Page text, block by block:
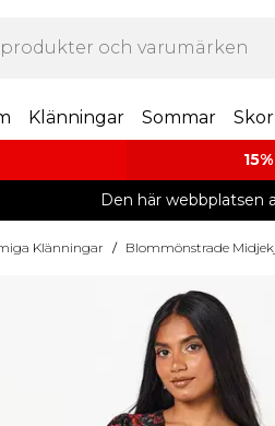
Klänningar Sommar Skor
Den här webbplatsen
Klänningar / Blommönstrade